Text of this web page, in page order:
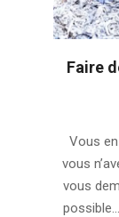
Faire
Vous
vous
vous